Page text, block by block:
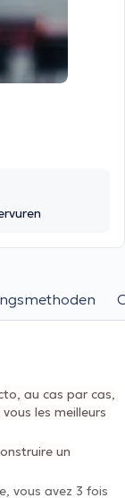
au cas par cas,
les meilleurs
un
vous avez 3 fois